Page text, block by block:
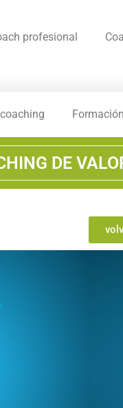
profesional
Formación
DE